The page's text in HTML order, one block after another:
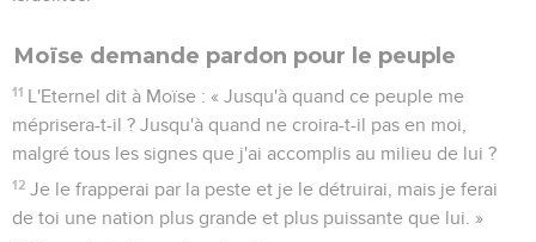
Moïse demande pardon pour le peuple
11 L'Eternel dit à Moïse : « Jusqu'à quand ce peuple me
méprisera-t-il ? Jusqu'à quand ne croira-t-il pas en moi,
malgré tous les signes que j'ai accomplis au milieu de lui ?
12 Je le frapperai par la peste et je le détruirai, mais je ferai
de toi une nation plus grande et plus puissante que lui. »